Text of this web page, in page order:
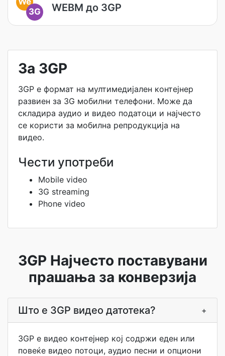
3G
WEBM до 3GP
За 3GP
3GP е формат на мултимедијален контејнер
развиен за 3G мобилни телефони. Може да
складира аудио и видео податоци и најчесто
се користи за мобилна репродукција на
видео.
Чести употреби
Mobile video
3G streaming
Phone video
3GP Најчесто поставувани
прашања за конверзија
Што е 3GP видео датотека? +
3GP е видео контејнер кој содржи еден или
повеќе видео потоци, аудио песни и опциони